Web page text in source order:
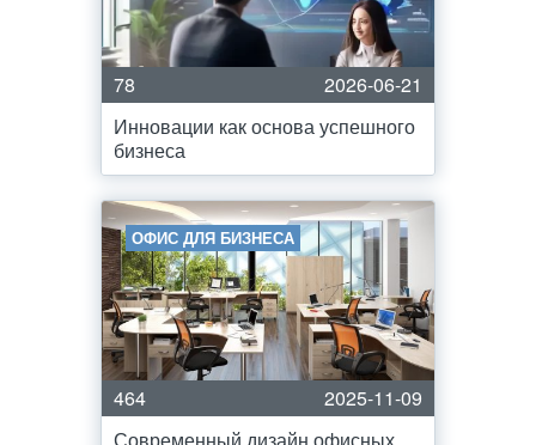
78
2026-06-21
Инновации как основа успешного
бизнеса
ОФИС ДЛЯ БИЗНЕСА
464
2025-11-09